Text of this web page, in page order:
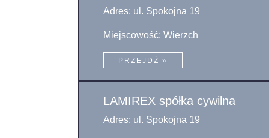
Adres: ul. Spokojna 19
Miejscowość: Wierzch
PRZEJDŹ »
LAMIREX spółka cywilna
Adres: ul. Spokojna 19